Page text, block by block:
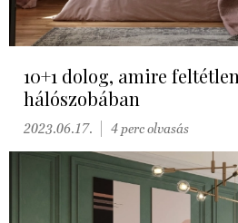
10+1 dolog, amire
hálószobában
2023.06.17. 4 perc olvasás